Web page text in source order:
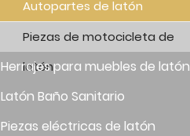
Autopartes de latón
Piezas de motocicleta de
latón
Herrajes para muebles de latón
Latón Baño Sanitario
Piezas eléctricas de latón